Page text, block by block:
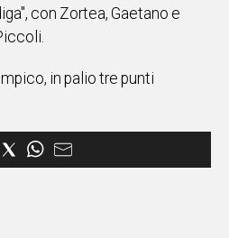
con Zortea, Gaetano e
in palio tre punti